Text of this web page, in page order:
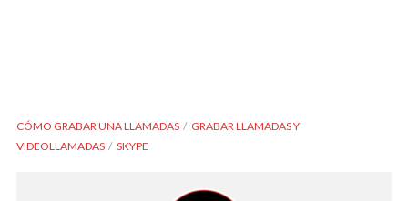
CÓMO GRABAR UNA LLAMADAS
GRABAR LLAMADAS Y
VIDEOLLAMADAS
SKYPE